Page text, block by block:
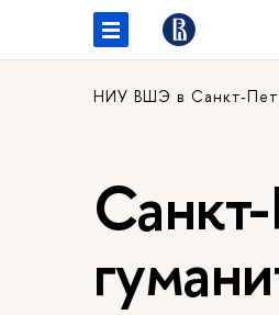
НИУ ВШЭ в Санкт-